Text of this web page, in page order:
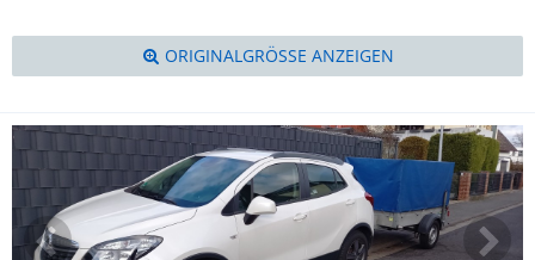
ORIGINALGRÖSSE ANZEIGEN